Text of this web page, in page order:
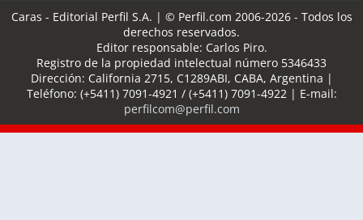
Caras - Editorial Perfil S.A. | © Perfil.com 2006-2026 - Todos los
derechos reservados.
Editor responsable: Carlos Piro.
Registro de la propiedad intelectual número 5346433
Dirección: California 2715, C1289ABI, CABA, Argentina |
Teléfono: (+5411) 7091-4921 / (+5411) 7091-4922| E-mail:
perfilcom@perfil.com